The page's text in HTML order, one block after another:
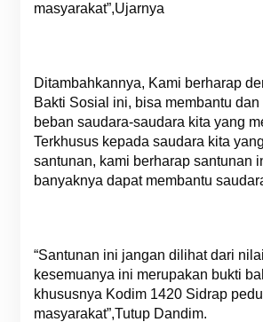
masyarakat”,Ujarnya
Ditambahkannya, Kami berharap
Bakti Sosial ini, bisa membantu
beban saudara-saudara kita yang
Terkhusus kepada saudara kita
santunan, kami berharap santunan
banyaknya dapat membantu
“Santunan ini jangan dilihat dari
kesemuanya ini merupakan bukti
khususnya Kodim 1420 Sidrap
masyarakat”,Tutup Dandim.